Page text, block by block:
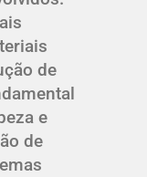
de
e
de